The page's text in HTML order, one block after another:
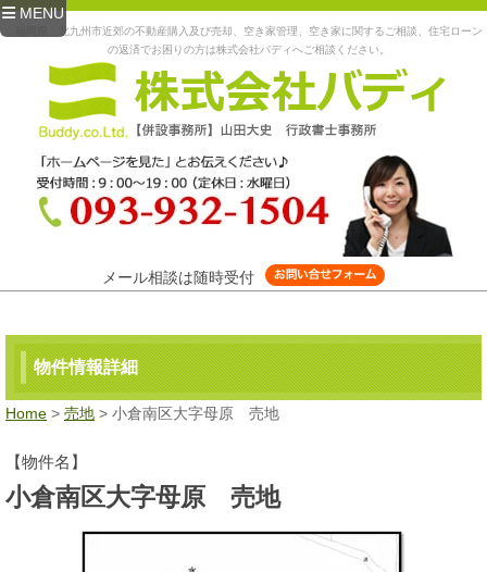
MENU
福岡県、北九州市近郊の不動産購入及び売却、空き家管理、空き家に関するご相談、住宅ローン
の返済でお困りの方は株式会社バディへご相談ください。
メール相談は随時受付
物件情報詳細
Home > 売地 > 小倉南区大字母原 売地
【物件名】
小倉南区大字母原 売地